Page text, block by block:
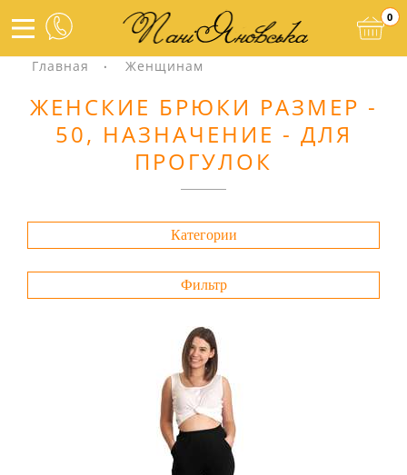
0
Главная Женщинам
ЖЕНСКИЕ БРЮКИ РАЗМЕР -
50, НАЗНАЧЕНИЕ - ДЛЯ
ПРОГУЛОК
Категории
Фильтр